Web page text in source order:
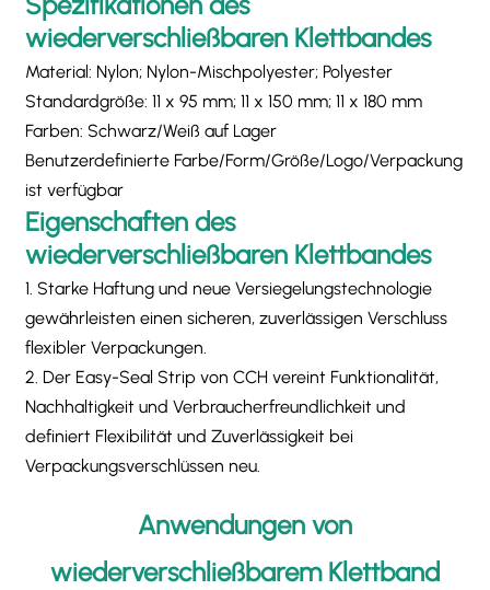
wiederverschließbaren Klettbandes
Material: Nylon; Nylon-Mischpolyester; Polyester
Standardgröße: 11 x 95 mm; 11 x 150 mm; 11 x 180 mm
Farben: Schwarz/Weiß auf Lager
Benutzerdefinierte Farbe/Form/Größe/Logo/Verpackung
ist verfügbar
Eigenschaften des
wiederverschließbaren Klettbandes
​1. Starke Haftung​ und ​neue Versiegelungstechnologie​
gewährleisten einen sicheren, zuverlässigen Verschluss
flexibler Verpackungen.
2. Der Easy-Seal Strip von CCH vereint Funktionalität,
Nachhaltigkeit und Verbraucherfreundlichkeit und
definiert Flexibilität und Zuverlässigkeit bei
Verpackungsverschlüssen neu.
Anwendungen von
wiederverschließbarem Klettband